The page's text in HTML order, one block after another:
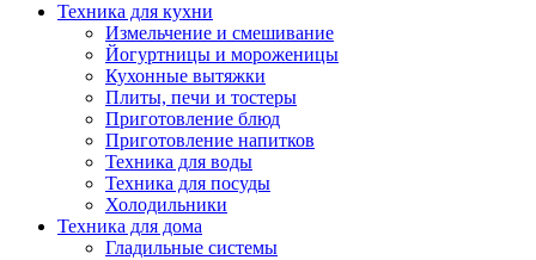
Техника для кухни
Измельчение и смешивание
Йогуртницы и мороженицы
Кухонные вытяжки
Плиты, печи и тостеры
Приготовление блюд
Приготовление напитков
Техника для воды
Техника для посуды
Холодильники
Техника для дома
Гладильные системы